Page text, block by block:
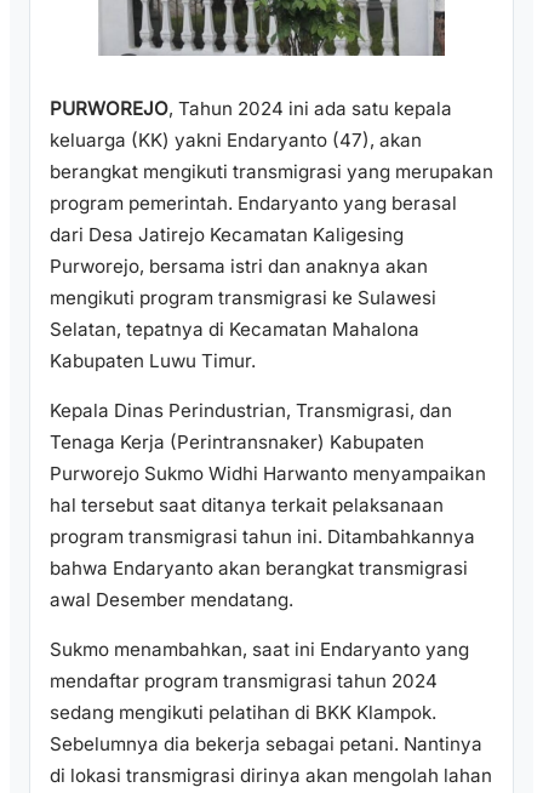
PURWOREJO, Tahun 2024 ini ada satu kepala
keluarga (KK) yakni Endaryanto (47), akan
berangkat mengikuti transmigrasi yang merupakan
program pemerintah. Endaryanto yang berasal
dari Desa Jatirejo Kecamatan Kaligesing
Purworejo, bersama istri dan anaknya akan
mengikuti program transmigrasi ke Sulawesi
Selatan, tepatnya di Kecamatan Mahalona
Kabupaten Luwu Timur.
Kepala Dinas Perindustrian, Transmigrasi, dan
Tenaga Kerja (Perintransnaker) Kabupaten
Purworejo Sukmo Widhi Harwanto menyampaikan
hal tersebut saat ditanya terkait pelaksanaan
program transmigrasi tahun ini. Ditambahkannya
bahwa Endaryanto akan berangkat transmigrasi
awal Desember mendatang.
Sukmo menambahkan, saat ini Endaryanto yang
mendaftar program transmigrasi tahun 2024
sedang mengikuti pelatihan di BKK Klampok.
Sebelumnya dia bekerja sebagai petani. Nantinya
di lokasi transmigrasi dirinya akan mengolah lahan